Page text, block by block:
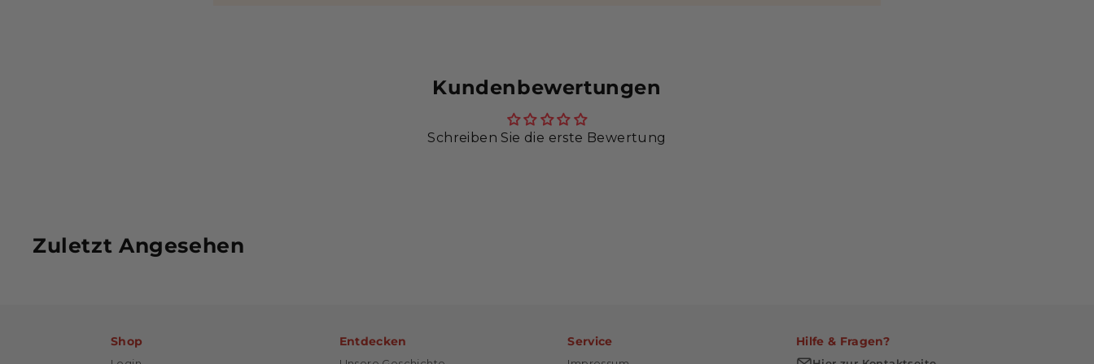
Kundenbewertungen
Schreiben Sie die erste Bewertung
Zuletzt Angesehen
Shop
Entdecken
Service
Hilfe & Fragen?